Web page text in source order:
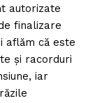
autorizate
finalizare
aflăm că este
şi racorduri
iar